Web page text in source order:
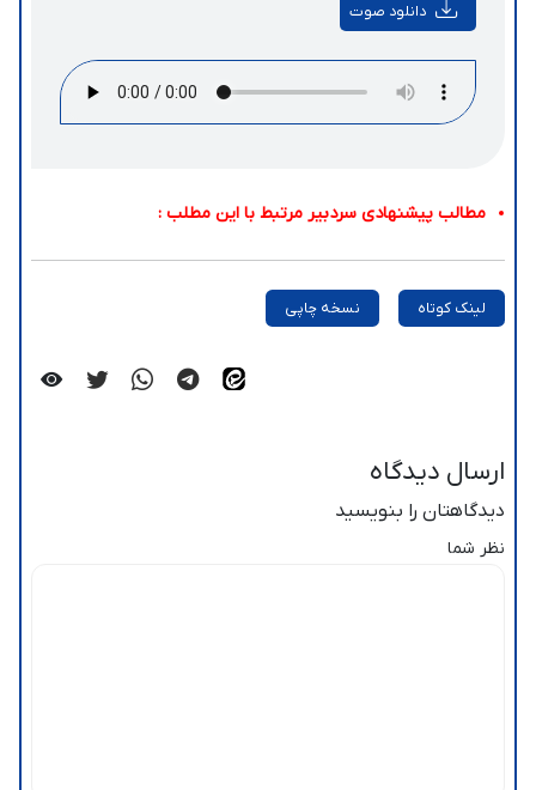
دانلود صوت
مطالب پیشنهادی سردبیر مرتبط با این مطلب :
لینک کوتاه نسخه چاپی
ارسال دیدگاه
دیدگاهتان را بنویسید
نظر شما